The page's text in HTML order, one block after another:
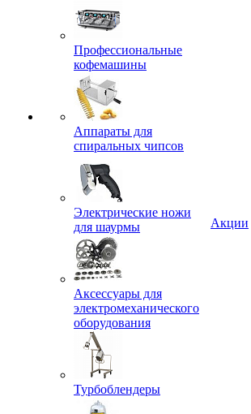
Профессиональные
кофемашины
Аппараты для
спиральных чипсов
Электрические ножи
для шаурмы
Аксессуары для
электромеханического
оборудования
Турбоблендеры
Акции